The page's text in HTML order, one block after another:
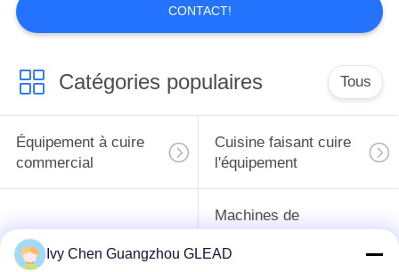
CONTACT!
Catégories populaires Tous
Équipement à cuire
commercial
Cuisine faisant cuire
l'équipement
Restaurant faisant
cuire l'équipement
Machines de
denrées alimentaires
Ivy Chen Guangzhou GLEAD